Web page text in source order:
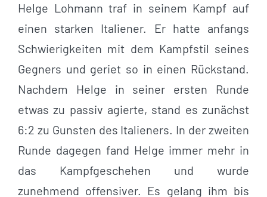
Helge Lohmann traf in seinem Kampf auf
einen starken Italiener. Er hatte anfangs
Schwierigkeiten mit dem Kampfstil seines
Gegners und geriet so in einen Rückstand.
Nachdem Helge in seiner ersten Runde
etwas zu passiv agierte, stand es zunächst
6:2 zu Gunsten des Italieners. In der zweiten
Runde dagegen fand Helge immer mehr in
das Kampfgeschehen und wurde
zunehmend offensiver. Es gelang ihm bis